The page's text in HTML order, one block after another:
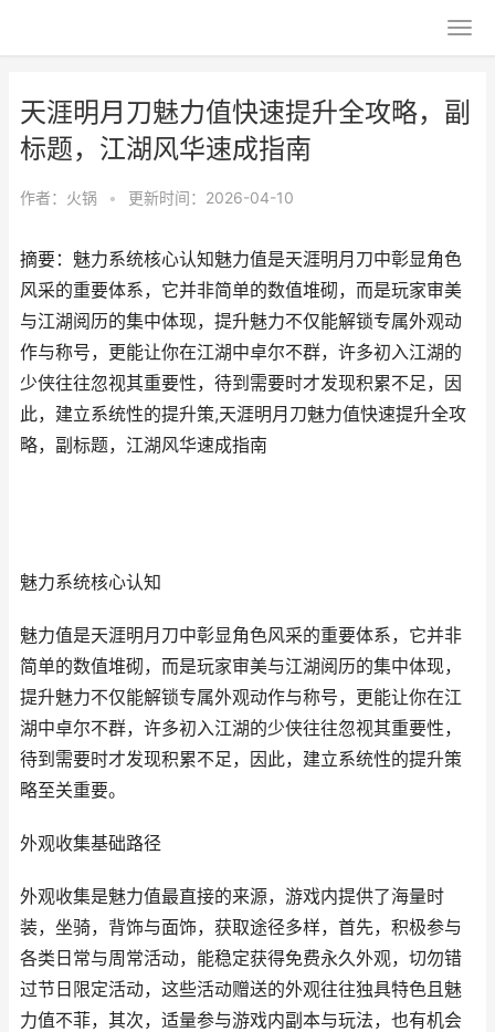
天涯明月刀魅力值快速提升全攻略，副
标题，江湖风华速成指南
作者： 火锅 • 更新时间：2026-04-10
摘要：魅力系统核心认知魅力值是天涯明月刀中彰显角色
风采的重要体系，它并非简单的数值堆砌，而是玩家审美
与江湖阅历的集中体现，提升魅力不仅能解锁专属外观动
作与称号，更能让你在江湖中卓尔不群，许多初入江湖的
少侠往往忽视其重要性，待到需要时才发现积累不足，因
此，建立系统性的提升策,天涯明月刀魅力值快速提升全攻
略，副标题，江湖风华速成指南
魅力系统核心认知
魅力值是天涯明月刀中彰显角色风采的重要体系，它并非
简单的数值堆砌，而是玩家审美与江湖阅历的集中体现，
提升魅力不仅能解锁专属外观动作与称号，更能让你在江
湖中卓尔不群，许多初入江湖的少侠往往忽视其重要性，
待到需要时才发现积累不足，因此，建立系统性的提升策
略至关重要。
外观收集基础路径
外观收集是魅力值最直接的来源，游戏内提供了海量时
装，坐骑，背饰与面饰，获取途径多样，首先，积极参与
各类日常与周常活动，能稳定获得免费永久外观，切勿错
过节日限定活动，这些活动赠送的外观往往独具特色且魅
力值不菲，其次，适量参与游戏内副本与玩法，也有机会